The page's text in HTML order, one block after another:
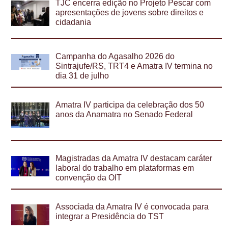
TJC encerra edição no Projeto Pescar com
apresentações de jovens sobre direitos e
cidadania
Campanha do Agasalho 2026 do
Sintrajufe/RS, TRT4 e Amatra IV termina no
dia 31 de julho
Amatra IV participa da celebração dos 50
anos da Anamatra no Senado Federal
Magistradas da Amatra IV destacam caráter
laboral do trabalho em plataformas em
convenção da OIT
Associada da Amatra IV é convocada para
integrar a Presidência do TST